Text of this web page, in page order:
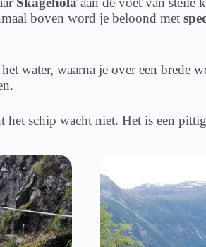
boven word je beloond met
water, waarna je over een brede
schip wacht niet. Het is een